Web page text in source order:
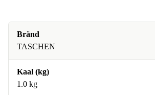
Bränd
TASCHEN
Kaal (kg)
1.0 kg